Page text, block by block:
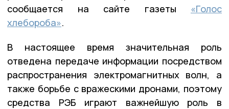
сообщается на сайте газеты «Голос
хлебороба».
В настоящее время значительная роль
отведена передаче информации посредством
распространения электромагнитных волн, а
также борьбе с вражескими дронами, поэтому
средства РЭБ играют важнейшую роль в